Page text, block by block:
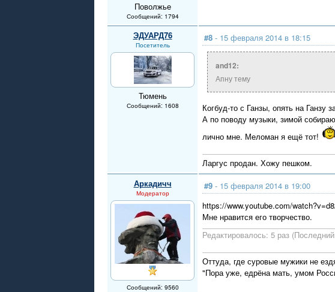
Поволжье
Сообщений: 1794
ЭДУАРД76
Посетитель
Тюмень
Сообщений: 1608
#8 - 15 февраля 2014 в 18:15
and12:
Апну тему
Когбуд-то с Ганзы, опять на Ганзу
А по поводу музыки, зимой
лично мне. Меломан я ещё тот!
Ларгус продан. Хожу пешком.
Аркадичч
Модератор
Сообщений: 9560
#9 - 15 февраля 2014 в 19:00
https://www.youtube.com/
Мне нравится его творчество.
Редактировалось: 5 раз
Оттуда, где суровые мужики не
"Пора уже, едрёна мать, умом